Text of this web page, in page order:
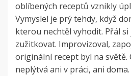
oblíbených receptů vznikly
Vymyslel je prý tehdy, když
kterou nechtěl vyhodit. Přál
zužitkovat. Improvizoval,
originální recept byl na
neplýtvá ani v práci, ani doma.